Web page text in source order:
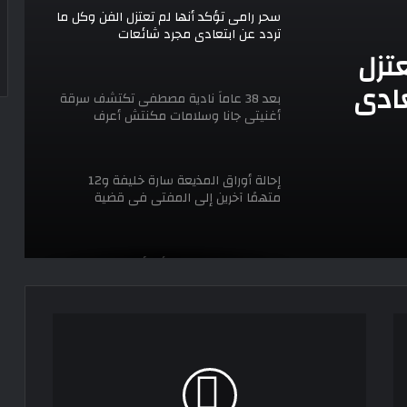
سحر رامى تؤكد أنها لم تعتزل الفن وكل ما
تردد عن ابتعادى مجرد شائعات
بعد 38 عاماً نادية مصطفى تكتشف سرقة
أغنيتى جانا وسلامات مكنتش أعرف
إحالة أوراق المذيعة سارة خليفة و12
متهمًا آخرين إلى المفتى فى قضية
محمد رمضان يحصد جائزة أفضل مغنى
شقيق محمد هنيدى